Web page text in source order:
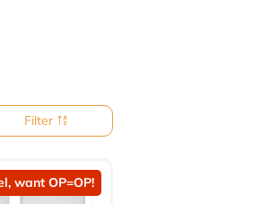
Filter
want OP=OP!